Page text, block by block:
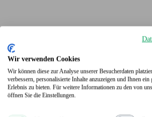
Terrassendielen
Wir verwenden Cookies
Wir können diese zur Analyse unserer Besucherdaten
verbessern, personalisierte Inhalte anzuzeigen und Ihnen ein
Erlebnis zu bieten. Für weitere Informationen zu den von
öffnen Sie die Einstellungen.